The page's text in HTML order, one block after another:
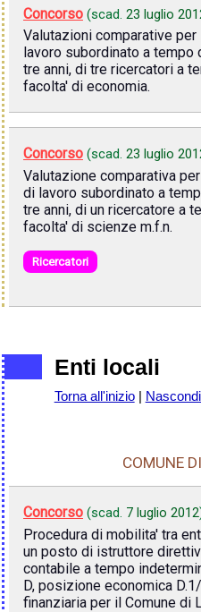
Concorso (scad. 23 luglio
Valutazioni comparative
lavoro subordinato a tempo
tre anni, di tre ricercatori a
facolta' di economia.
Concorso (scad. 23 luglio
Valutazione comparativa
di lavoro subordinato a
tre anni, di un ricercatore a
facolta' di scienze m.f.n.
Ricercatori
Enti locali
Torna all'inizio|
COMUNE
Concorso (scad. 7 luglio 2012
Procedura di mobilita' tra
un posto di istruttore
contabile a tempo
D, posizione economica
finanziaria per il Comune di